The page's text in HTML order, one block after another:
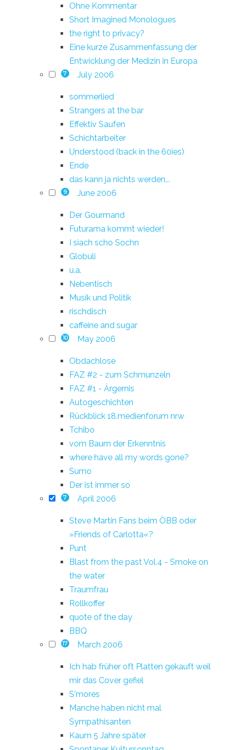
Ohne Kommentar
Short Imagined Monologues
the right to privacy?
Eine kurze Zusammenfassung der
Entwicklung der Medizin in Europa
7 July 2006
sommerlied
Strangers at the bar
Effektiv Saufen
Schichtarbeiter
Understood (back in the 60ies)
Ende
das kann ja nichts werden...
9 June 2006
Der Gourmand
Futurama kommt wieder!
I siach scho Sochn
Globuli
u.a.
Nebentisch
Musik und Politik
rischdisch
caffeine and sugar
10 May 2006
Obdachlose
FAZ #2 - zum Schmunzeln
FAZ #1 - Ärgernis
Autogeschichten
Rückblick 18.medienforum nrw
Tchibo
vom Baum der Erkenntnis
where have all my words gone?
Sumo
Der ist immer so
7 April 2006
Steve Martin Fans beim ÖBB oder
»Friends of Carlotta«?
Punt
Blast from the past Vol.4 - Smoke on
the water
Traumfrau
Rollkoffer
quote of the day
BBQ
17 March 2006
Ich hab früher oft Platten gekauft weil
mir das Cover gefiel
S'mores
Manche haben nicht mal
Sympathisanten
Kaum 5 Jahre später